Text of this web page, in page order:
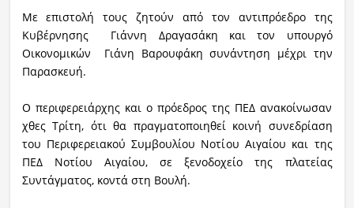
Με επιστολή τους ζητούν από τον αντιπρόεδρο της
Κυβέρνησης Γιάννη Δραγασάκη και τον υπουργό
Οικονομικών Γιάνη Βαρουφάκη συνάντηση μέχρι την
Παρασκευή.
Ο περιφερειάρχης και ο πρόεδρος της ΠΕΔ ανακοίνωσαν
χθες Τρίτη, ότι θα πραγματοποιηθεί κοινή συνεδρίαση
του Περιφερειακού Συμβουλίου Νοτίου Αιγαίου και της
ΠΕΔ Νοτίου Αιγαίου, σε ξενοδοχείο της πλατείας
Συντάγματος, κοντά στη Βουλή.